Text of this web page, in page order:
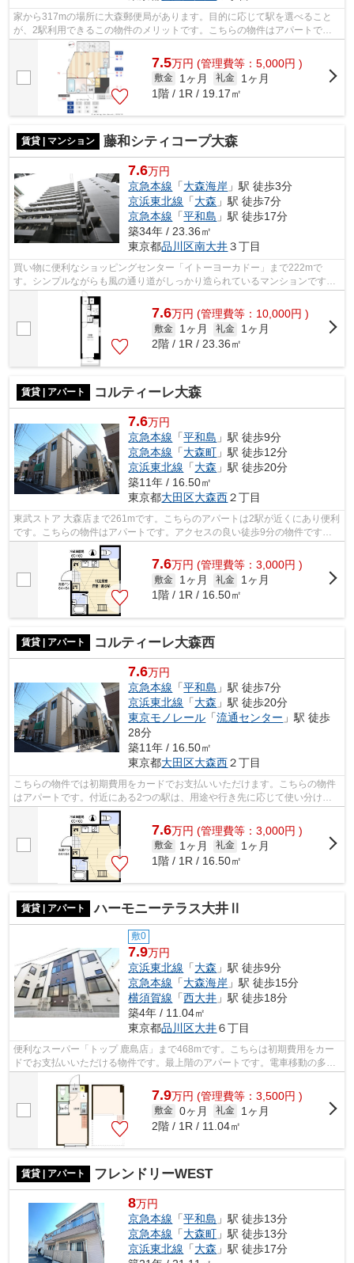
家から317mの場所に大森郵便局があります。目的に応じて駅を選べること
が、2駅利用できるこの物件のメリットです。こちらの物件はアパートで
す。この物件は、駅まで徒歩12分に立地して...
7.5万円 (管理費等：5,000円 )
敷金 1ヶ月 礼金
1ヶ月
1階 / 1R / 19.17㎡
賃貸 | マンション 藤和シティコープ大森
7.6万円
京急本線 「大森海岸 」駅 徒歩3分
京浜東北線 「大森 」駅 徒歩7分
京急本線 「平和島 」駅 徒歩17分
築34年 / 23.36㎡
東京都品川区南大井３丁目
買い物に便利なショッピングセンター「イトーヨーカドー」まで222mで
す。シンプルながらも風の通り道がしっかり造られているマンションです。
地上12階建てのイチオシの物件です。共用...
7.6万円 (管理費等：10,000円 )
敷金 1ヶ月 礼金
1ヶ月
2階 / 1R / 23.36㎡
賃貸 | アパート コルティーレ大森
7.6万円
京急本線 「平和島 」駅 徒歩9分
京急本線 「大森町 」駅 徒歩12分
京浜東北線 「大森 」駅 徒歩20分
築11年 / 16.50㎡
東京都大田区大森西２丁目
東武ストア 大森店まで261mです。こちらのアパートは2駅が近くにあり便利
です。こちらの物件はアパートです。アクセスの良い徒歩9分の物件です。
大田区に特化したアイディアルホーム ...
7.6万円 (管理費等：3,000円 )
敷金 1ヶ月 礼金
1ヶ月
1階 / 1R / 16.50㎡
賃貸 | アパート コルティーレ大森西
7.6万円
京急本線 「平和島 」駅 徒歩7分
京浜東北線 「大森 」駅 徒歩20分
東京モノレール 「流通センター 」駅 徒歩
28分
築11年 / 16.50㎡
東京都大田区大森西２丁目
こちらの物件では初期費用をカードでお支払いいただけます。こちらの物件
はアパートです。付近にある2つの駅は、用途や行き先に応じて使い分ける
ことができます。駅から徒歩7分に立地...
7.6万円 (管理費等：3,000円 )
敷金 1ヶ月 礼金
1ヶ月
1階 / 1R / 16.50㎡
賃貸 | アパート ハーモニーテラス大井Ⅱ
敷0
7.9万円
京浜東北線 「大森 」駅 徒歩9分
京急本線 「大森海岸 」駅 徒歩15分
横須賀線 「西大井 」駅 徒歩18分
築4年 / 11.04㎡
東京都品川区大井６丁目
便利なスーパー「トップ 鹿島店」まで468mです。こちらは初期費用をカー
ドでお支払いいただける物件です。最上階のアパートです。電車移動の多い
方に嬉しい駅から徒歩9分の物件です。...
7.9万円 (管理費等：3,500円 )
敷金 0ヶ月 礼金
1ヶ月
2階 / 1R / 11.04㎡
賃貸 | アパート フレンドリーWEST
8万円
京急本線 「平和島 」駅 徒歩13分
京急本線 「大森町 」駅 徒歩13分
京浜東北線 「大森 」駅 徒歩17分